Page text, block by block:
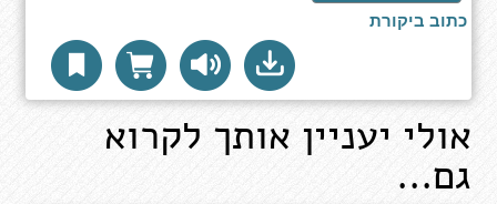
כתוב ביקורת
אולי יעניין אותך לקרוא
גם...